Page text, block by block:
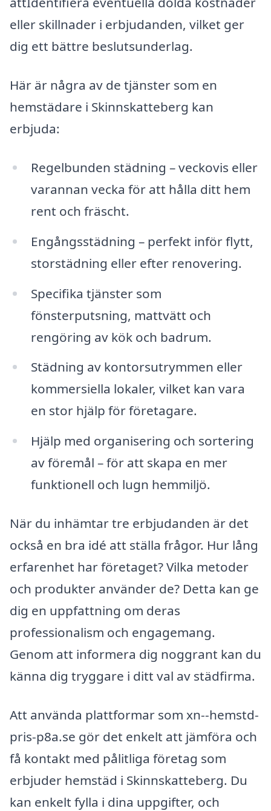
eller skillnader i erbjudanden, vilket ger
dig ett bättre beslutsunderlag.
Här är några av de tjänster som en
hemstädare i Skinnskatteberg kan
erbjuda:
Regelbunden städning – veckovis eller
varannan vecka för att hålla ditt hem
rent och fräscht.
Engångsstädning – perfekt inför flytt,
storstädning eller efter renovering.
Specifika tjänster som
fönsterputsning, mattvätt och
rengöring av kök och badrum.
Städning av kontorsutrymmen eller
kommersiella lokaler, vilket kan vara
en stor hjälp för företagare.
Hjälp med organisering och sortering
av föremål – för att skapa en mer
funktionell och lugn hemmiljö.
När du inhämtar tre erbjudanden är det
också en bra idé att ställa frågor. Hur lång
erfarenhet har företaget? Vilka metoder
och produkter använder de? Detta kan ge
dig en uppfattning om deras
professionalism och engagemang.
Genom att informera dig noggrant kan du
känna dig tryggare i ditt val av städfirma.
Att använda plattformar som xn--hemstd-
pris-p8a.se gör det enkelt att jämföra och
få kontakt med pålitliga företag som
erbjuder hemstäd i Skinnskatteberg. Du
kan enkelt fylla i dina uppgifter, och